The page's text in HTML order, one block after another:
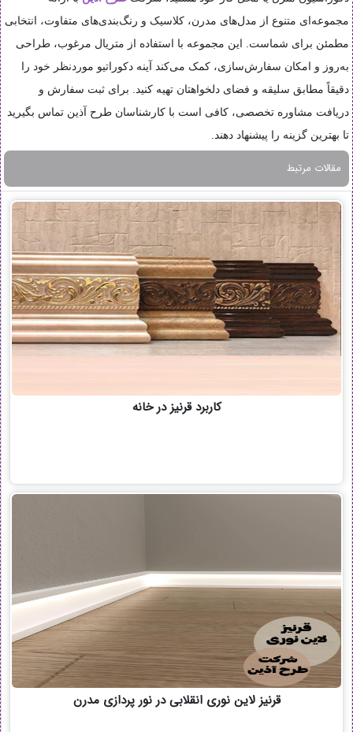
مجموعه‌ای متنوع از مدل‌های مدرن، کلاسیک و رنگ‌بندی‌های متفاوت، انتخابی
مطمئن برای شماست. این مجموعه با استفاده از متریال مرغوب، طراحی
به‌روز و امکان سفارش‌سازی، کمک می‌کند آینه دکوراتیو موردنظر خود را
دقیقاً مطابق سلیقه و فضای دلخواهتان تهیه کنید. برای ثبت سفارش و
دریافت مشاوره تخصصی، کافی است با کارشناسان طرح آذین تماس بگیرید
تا بهترین گزینه را پیشنهاد دهند.
مقالات مرتبط
کاربرد قرنیز در خانه
قرنیز لاین نوری انقلابی در نور پردازی مدرن